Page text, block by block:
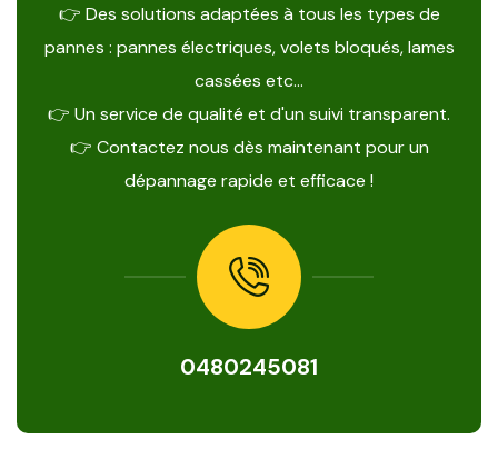
👉 Des solutions adaptées à tous les types de
pannes : pannes électriques, volets bloqués, lames
cassées etc…
👉 Un service de qualité et d'un suivi transparent.
👉 Contactez nous dès maintenant pour un
dépannage rapide et efficace !
0480245081